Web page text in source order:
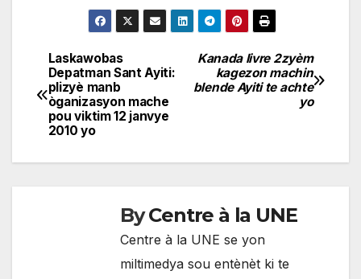
Navigation
de
l'article
Kanada livre 2zyèm
kagezon machin
blende Ayiti te achte
yo
Laskawobas
Depatman Sant Ayiti:
plizyè manb
òganizasyon mache
pou viktim 12 janvye
2010 yo
ByCentre à la UNE
Centre à la UNE se yon
miltimedya sou entènèt ki te